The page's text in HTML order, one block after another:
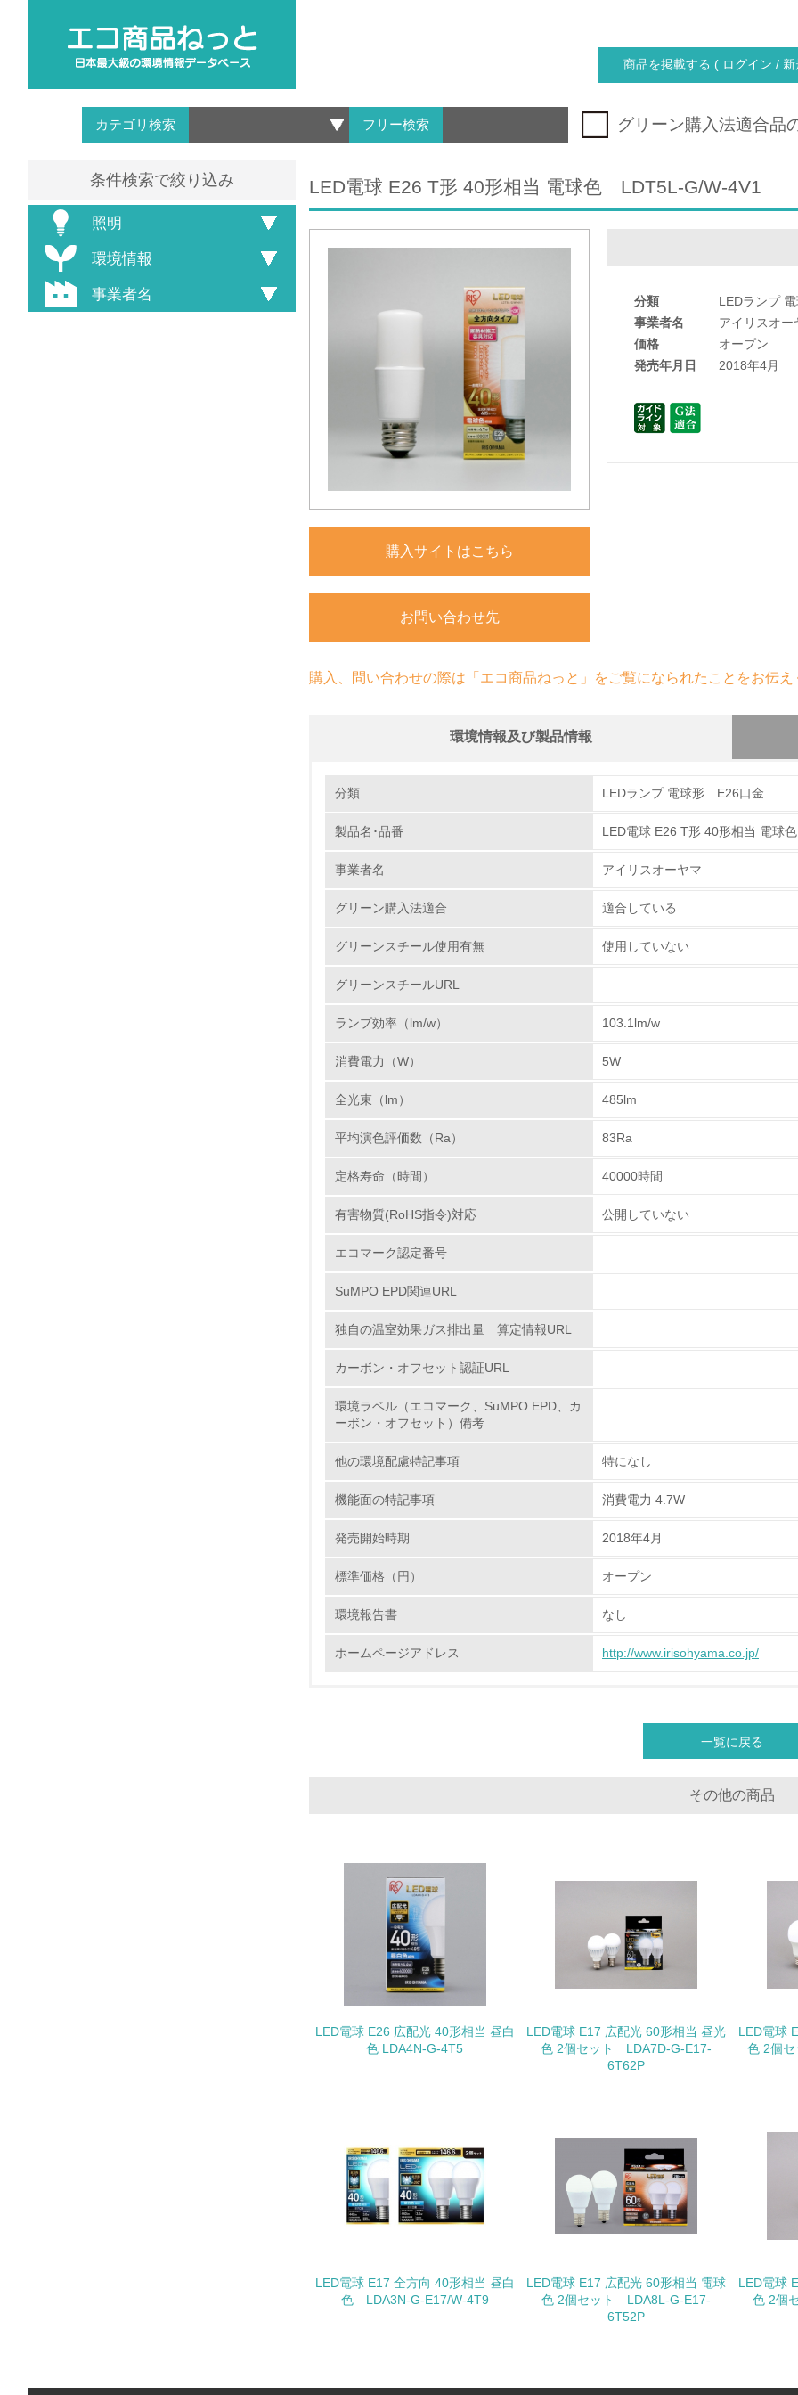
商品を掲載する ( ログイン / 新
カテゴリ検索 フリー検索 グリーン購入法適合品
条件検索で絞り込み
照明
環境情報
事業者名
LED電球 E26 T形 40形相当 電球色 LDT5L-G/W-4V1
購入サイトはこちら
お問い合わせ先
分類
LEDランプ
事業者名
アイリスオー
価格
オープン
発売年月日
2018年4月
購入、問い合わせの際は「エコ商品ねっと」をご覧になられたことをお伝え
環境情報及び製品情報
1.環境取り組み体制
No. チェック項目
5. 環境取り組み体制と成果を定期的に検証して次の活動に活かして
6. 従業員が環境方針に基づいて自分の業務の中で行うべき環境対
7.
環境活動に関する規格やプログラムを導入している
2.環境への取り組み
No.
9. <L1> 資源（投入原料、水等）とエネルギー（電力、重油、ガ
10. <L2> 資源とエネルギーの使用量の把握をし、具体的な削減目標
環境配慮型製品・サービスの
<L2> 購入している製品・サービスの量と種類を把握し、具体的
非該当（包装・物流を必要とする業務を行っていない）
<L1> 環境負荷ができるだけ小さい包装・梱包を行っている
<L2> 環境負荷ができるだけ小さい物流を行っている
化学物質
非該当（化学物質を使用していない）
18. <L2> 化学物質の使用量及び外部への排出量を把握し、具体的な
20. <L2> 発生する廃棄物の量と種類を把握し、具体的な削減・リ
分類 LEDランプ 電球形 E26口金
製品名･品番 LED電球 E26 T形 40形相当 電球
事業者名 アイリスオーヤマ
グリーン購入法適合 適合している
グリーンスチール使用有無 使用していない
グリーンスチールURL
ランプ効率（lm/w） 103.1lm/w
消費電力（W） 5W
全光束（lm） 485lm
平均演色評価数（Ra） 83Ra
定格寿命（時間） 40000時間
有害物質(RoHS指令)対応 公開していない
エコマーク認定番号
SuMPO EPD関連URL
独自の温室効果ガス排出量 算定情報URL
カーボン・オフセット認証URL
環境ラベル（エコマーク、SuMPO EPD、カ
ーボン・オフセット）備考
他の環境配慮特記事項 特になし
機能面の特記事項 消費電力 4.7W
発売開始時期 2018年4月
標準価格（円） オープン
環境報告書 なし
ホームページアドレス http://www.irisohyama.co.jp/
一覧に戻る
その他の商品
LED電球 E26 広配光 40形相当 昼白
色 LDA4N-G-4T5
LED電球 E17 広配光 60形相当 昼光
色 2個セット LDA7D-G-E17-
6T62P
LED電球
色 2個
LED電球 E17 全方向 40形相当 昼白
色 LDA3N-G-E17/W-4T9
LED電球 E17 広配光 60形相当 電球
色 2個セット LDA8L-G-E17-
6T52P
LED電球
色 2個